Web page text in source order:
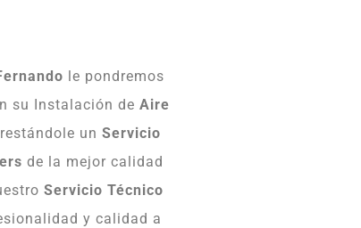
le pondremos
su Instalación de Aire
un Servicio
de la mejor calidad
Servicio Técnico
y calidad a